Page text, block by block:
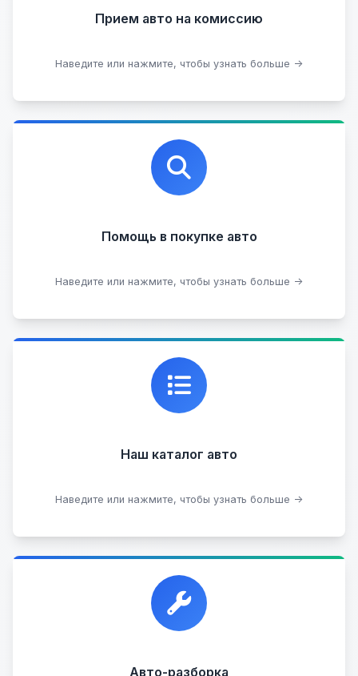
Прием авто на комиссию
Наведите или нажмите, чтобы узнать больше →
Прием битых авто
Оставить на комиссии
Помощь в покупке авто
Наведите или нажмите, чтобы узнать больше →
Профессиональная помощь в выборе автомобиля
на любых торговых площадках с проверкой
юридической чистоты.
Подобрать авто
Наш каталог авто
Наведите или нажмите, чтобы узнать больше →
Каталог проверенных автомобилей в отличном
состоянии, где вы можете найти подробную
информацию о каждом авто.
Посмотреть каталог
Авто-разборка
Прием автомобилей для разборки на запчасти в
любом состоянии.